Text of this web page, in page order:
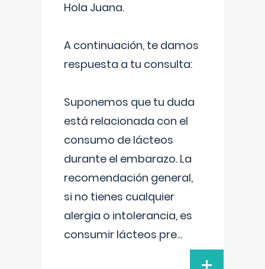
Hola Juana.
A continuación, te damos
respuesta a tu consulta:
Suponemos que tu duda
está relacionada con el
consumo de lácteos
durante el embarazo. La
recomendación general,
si no tienes cualquier
alergia o intolerancia, es
consumir lácteos pre...